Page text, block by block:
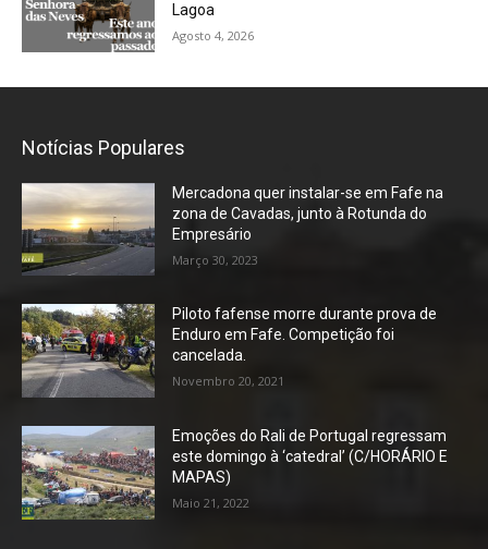
Lagoa
Agosto 4, 2026
Notícias Populares
Mercadona quer instalar-se em Fafe na
zona de Cavadas, junto à Rotunda do
Empresário
Março 30, 2023
Piloto fafense morre durante prova de
Enduro em Fafe. Competição foi
cancelada.
Novembro 20, 2021
Emoções do Rali de Portugal regressam
este domingo à ‘catedral’ (C/HORÁRIO E
MAPAS)
Maio 21, 2022